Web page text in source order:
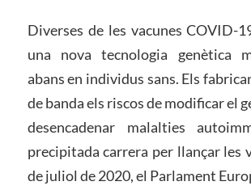
Diverses de les vacunes COVID-
una nova tecnologia genètica
abans en individus sans. Els
de banda els riscos de modificar el
desencadenar malalties
precipitada carrera per llançar les
de juliol de 2020, el Parlament